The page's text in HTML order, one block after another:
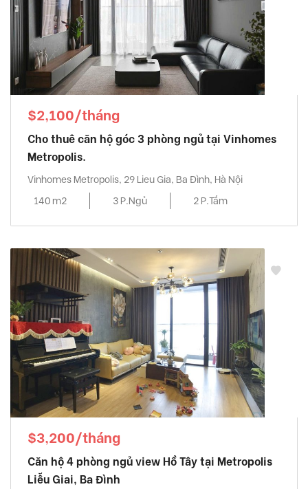
$2,100/tháng
Cho thuê căn hộ góc 3 phòng ngủ tại Vinhomes
Metropolis.
Vinhomes Metropolis, 29 Lieu Gia, Ba Đình, Hà Nội
140 m2
3 P.Ngủ 2 P.Tắm
$3,200/tháng
Căn hộ 4 phòng ngủ view Hồ Tây tại Metropolis
Liễu Giai, Ba Đình